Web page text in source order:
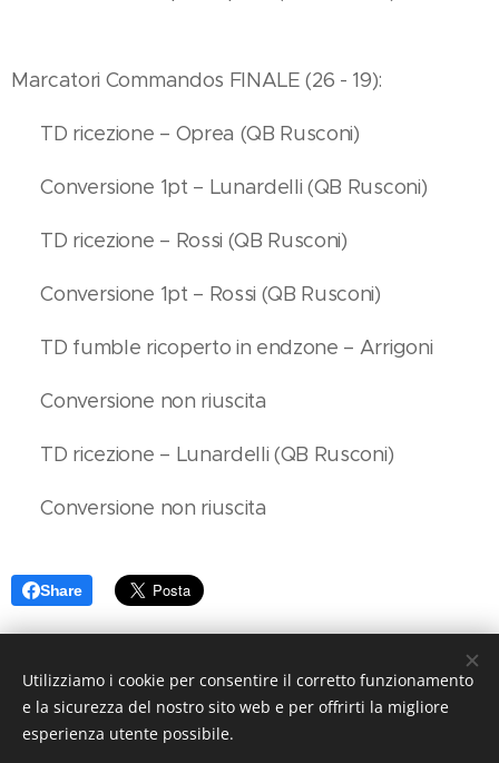
Marcatori Commandos FINALE (26 - 19):
✅ TD ricezione – Oprea (QB Rusconi)
✅ Conversione 1pt – Lunardelli (QB Rusconi)
✅ TD ricezione – Rossi (QB Rusconi)
✅ Conversione 1pt – Rossi (QB Rusconi)
✅ TD fumble ricoperto in endzone – Arrigoni
❌ Conversione non riuscita
✅ TD ricezione – Lunardelli (QB Rusconi)
❌ Conversione non riuscita
Share
© 2009 Commandos Brianza | Tutti i diritti riservati
Utilizziamo i cookie per consentire il corretto funzionamento
e la sicurezza del nostro sito web e per offrirti la migliore
esperienza utente possibile.